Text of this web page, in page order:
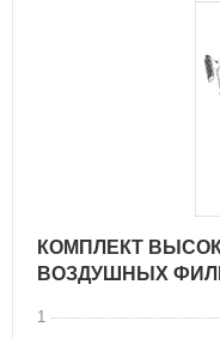
КОМПЛЕКТ
ВОЗДУШНЫХ
1